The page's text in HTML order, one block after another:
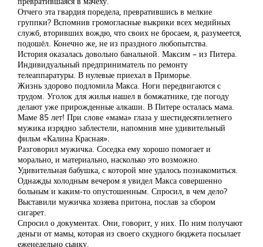
Отчего эта гвардия поредела, превратившись в мелкие
группки? Вспомнив громогласные выкрики всех медийных
служб, вторивших вождю, что своих не бросаем, я, разумеется,
подошёл. Конечно же, не из праздного любопытства.
История оказалась довольно банальной. Максим – из Питера.
Индивидуальный предприниматель по ремонту
телеаппаратуры. В нулевые приехал в Приморье.
Жизнь здорово подломила Макса. Ноги передвигаются с
трудом. Уголок для жилья нашел в бомжатнике, где погоду
делают уже прирожденные алкаши. В Питере осталась мама.
Маме 85 лет! При слове «мама» глаза у шестидесятилетнего
мужика изрядно заблестели, напомнив мне удивительный
фильм «Калина Красная».
Разговорил мужичка. Соседка ему хорошо помогает и
морально, и материально, насколько это возможно.
Удивительная бабушка, с которой мне удалось познакомиться.
Однажды холодным вечером я увидел Макса совершенно
больным и каким-то опустошенным. Спросил, в чем дело?
Выставили мужичка хозяева притона, послав за сбором
сигарет.
Спросил о документах. Они, говорит, у них. По ним получают
деньги от мамы, которая из своего скудного бюджета посылает
еженедельно сынку.